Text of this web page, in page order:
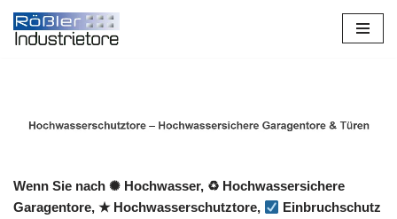
Zum
Wenn Sie nach ✺ Hochwasser, ♻ Hochwassersichere
Garagentore, ★ Hochwasserschutztore,
Einbruchschutz